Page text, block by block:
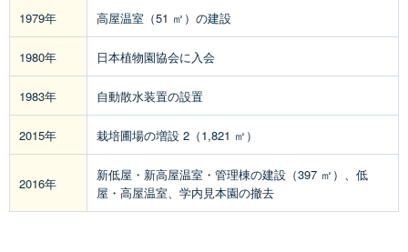
1979年 高屋温室（51 ㎡）の建設
1980年 日本植物園協会に入会
1983年 自動散水装置の設置
2015年 栽培圃場の増設 2（1,821 ㎡）
2016年
新低屋・新高屋温室・管理棟の建設（397 ㎡）、低
屋・高屋温室、学内見本園の撤去